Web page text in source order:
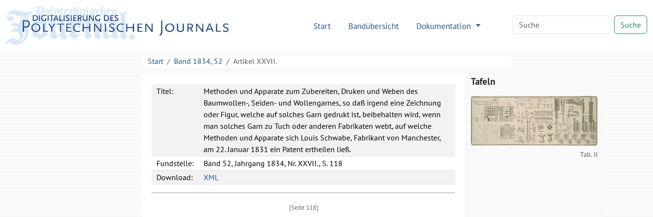
Start Bandübersicht Dokumentation Suche
Start Band 1834, 52 Artikel XXVII.
Titel:
Methoden und Apparate zum Zubereiten, Druken und Weben des
Baumwollen-, Seiden- und Wollengarnes, so daß irgend eine Zeichnung
oder Figur, welche auf solches Garn gedrukt ist, beibehalten wird, wenn
man solches Garn zu Tuch oder anderen Fabrikaten webt, auf welche
Methoden und Apparate sich Louis Schwabe, Fabrikant von Manchester,
am 22. Januar 1831 ein Patent ertheilen ließ.
Fundstelle:
Band 52, Jahrgang 1834, Nr. XXVII., S. 118
Download:
XML
Tafeln
Tab. II